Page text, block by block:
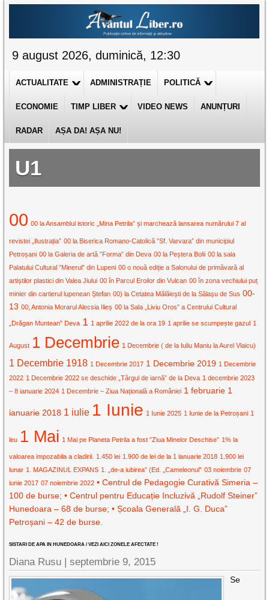
9 august 2026, duminică, 12:30
ACTUALITATE ADMINISTRAȚIE POLITICĂ
ECONOMIE TIMP LIBER VIDEO NEWS ANUNȚURI
RADAR AȘA DA! AȘA NU!
U1
00 00 la Ansamblul istoric „Mina Petrila” și marchează lansarea numărului 7 al
revistei „Ilustrația” 00 la Biserica Romano-Catolică ”Sf. Varvara” din municipiul
Petroșani 00 la Galeria de artă ”Forma” din Deva 00 la Peștera Bolii 00 la sala
Palatului Cultural ”Minerul” din Lupeni 00 o nouă ediție a Salonului de primăvară al
artiștilor plastici din Valea Jiului 00 în Parcul Eroilor din Vulcan 00 în zona vechiului puț
minier din cartierul lupenean Ștefan 00) la Cetatea Mălăiești de la Sălașu de Sus 00-
13 00; Antonia Morarul Alecsia Ilieș 00 la Sala „Liviu Oros” a Centrului Cultural
„Drăgan Muntean” Deva 1 1 aprilie 2022 de la ora 19 1 aprilie se scumpește gazul 1
August 1 Decembrie 1 Decembrie ( de la Iuliu Maniu la Aurel Vlaicu)
1 Decembrie 1918 1 Decembrie 2017 1 Decembrie 2019 1 Decembrie
2022 1 Decembrie 2022 se deschide „Târgul de iarnă” de la Deva 1 decembrie 2023
– 8 ianuarie 2024 1 Decembrie – Ziua Națională a României 1 februarie 1
ianuarie 2018 1 iulie 1 Iunie 1 Iunie 2025 1 Iunie de la Petroșani 1
leu 1 Mai 1 Mai pe Planeta Petrila a fost ”Ziua Minelor Deschise” 1% la
valoarea impozabila a cladirii. 1.450 lei 1.900 de lei de la 1 ianuarie 2018 1.900 lei
lunar 1. MAGAZINUL EXPANS 1. „de-a iubirea” (Ed. „Cameleonul” 03 noiembrie 07
iunie 2017 07 noiembrie 2022 • Centrul de Pedagogie Curativă Simeria –
100 de burse; • Centrul pentru Educație Incluzivă „Rudolf Steiner”
Hunedoara – 68 de burse; • Școala Generală „I. G. Duca”
Petroșani – 42 de burse.
SISTARI DE APA IN HUNEDOARA / VEZI AICI ZONELE AFECTATE !
Diana Rusu |septembrie 9, 2015
Se